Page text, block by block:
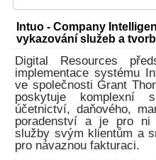
Intuo - Company
vykazování služeb a
Digital Resources
implementace systému
ve společnosti Grant
poskytuje komplexní
účetnictví, daňového,
poradenství a je pro ni
služby svým klientům a
pro návaznou fakturaci.